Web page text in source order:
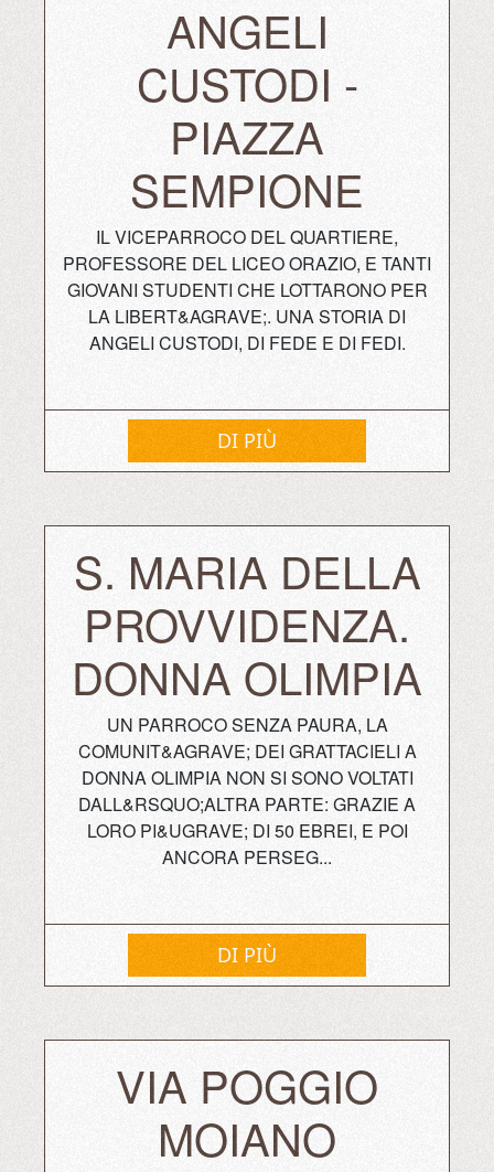
ANGELI
CUSTODI -
PIAZZA
SEMPIONE
IL VICEPARROCO DEL QUARTIERE,
PROFESSORE DEL LICEO ORAZIO, E TANTI
GIOVANI STUDENTI CHE LOTTARONO PER
LA LIBERT&AGRAVE;. UNA STORIA DI
ANGELI CUSTODI, DI FEDE E DI FEDI.
DI PIÙ
S. MARIA DELLA
PROVVIDENZA.
DONNA OLIMPIA
UN PARROCO SENZA PAURA, LA
COMUNIT&AGRAVE; DEI GRATTACIELI A
DONNA OLIMPIA NON SI SONO VOLTATI
DALL&RSQUO;ALTRA PARTE: GRAZIE A
LORO PI&UGRAVE; DI 50 EBREI, E POI
ANCORA PERSEG...
DI PIÙ
VIA POGGIO
MOIANO